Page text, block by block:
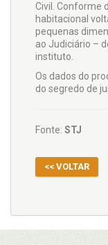
Civil. Conforme
habitacional
pequenas
ao Judiciário –
instituto.
Os dados do
do segredo de
Fonte: STJ
<< VOLTAR